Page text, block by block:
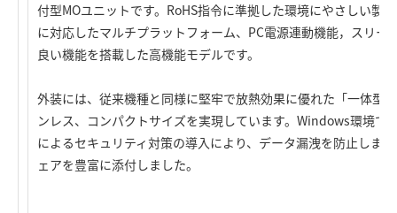
付型MOユニットです。RoHS指令に準拠した環境にやさしい製
に対応したマルチプラットフォーム、PC電源連動機能，スリー
良い機能を搭載した高機能モデルです。
外装には、従来機種と同様に堅牢で放熱効果に優れた「一体型
ンレス、コンパクトサイズを実現しています。Windows環境で
によるセキュリティ対策の導入により、データ漏洩を防止しま
ェアを豊富に添付しました。